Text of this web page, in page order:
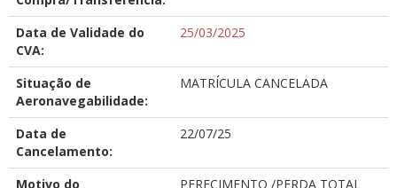
Data de Validade do
CVA:
25/03/2025
Situação de
Aeronavegabilidade:
MATRÍCULA CANCELADA
Data de
Cancelamento:
22/07/25
Motivo do PERECIMENTO /PERDA TOTAL